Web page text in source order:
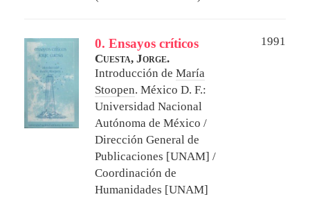
0. Ensayos críticos
1991
Cuesta, Jorge.
Introducción de María
Stoopen. México D. F.:
Universidad Nacional
Autónoma de México /
Dirección General de
Publicaciones [UNAM] /
Coordinación de
Humanidades [UNAM]